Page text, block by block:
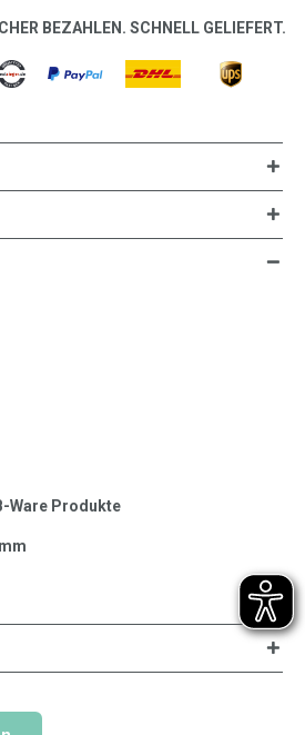
BEZAHLEN. SCHNELL GELIEFERT.
Ware Produkte